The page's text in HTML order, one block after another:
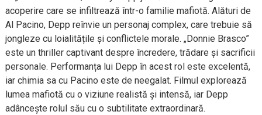
acoperire care se infiltrează într-o familie mafiotă. Alături de
Al Pacino, Depp reînvie un personaj complex, care trebuie să
jongleze cu loialitățile și conflictele morale. „Donnie Brasco”
este un thriller captivant despre încredere, trădare și sacrificii
personale. Performanța lui Depp în acest rol este excelentă,
iar chimia sa cu Pacino este de neegalat. Filmul explorează
lumea mafiotă cu o viziune realistă și intensă, iar Depp
adâncește rolul său cu o subtilitate extraordinară.